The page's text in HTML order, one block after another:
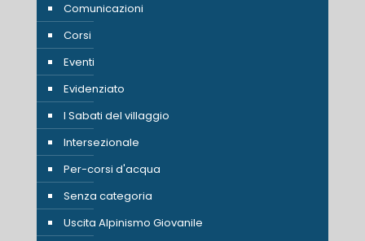
Comunicazioni
Corsi
Eventi
Evidenziato
I Sabati del villaggio
Intersezionale
Per-corsi d'acqua
Senza categoria
Uscita Alpinismo Giovanile